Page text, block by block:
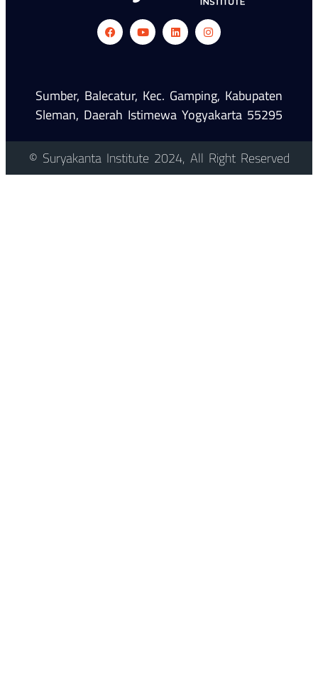
Sumber, Balecatur, Kec. Gamping, Kabupaten
Sleman, Daerah Istimewa Yogyakarta 55295
© Suryakanta Institute 2024, All Right Reserved